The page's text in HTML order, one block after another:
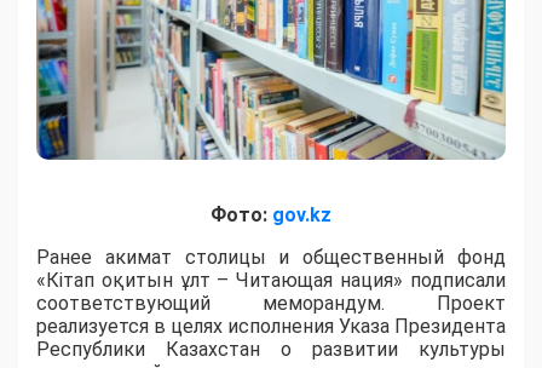
Фото: gov.kz
Ранее акимат столицы и общественный фонд
«Кітап оқитын ұлт – Читающая нация» подписали
соответствующий меморандум. Проект
реализуется в целях исполнения Указа Президента
Республики Казахстан о развитии культуры